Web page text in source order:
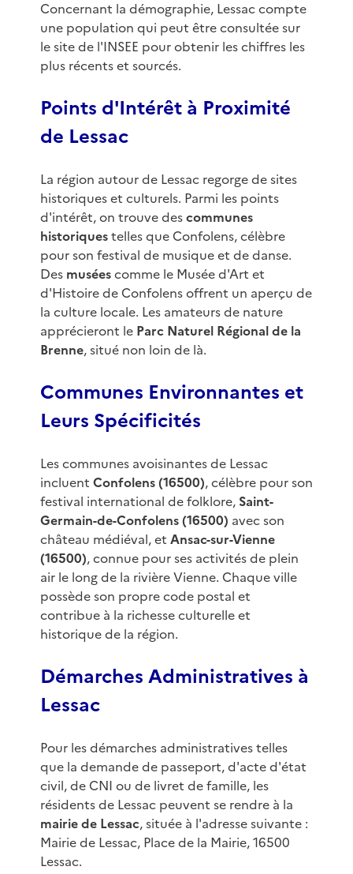
Concernant la démographie, Lessac compte
une population qui peut être consultée sur
le site de l'INSEE pour obtenir les chiffres les
plus récents et sourcés.
Points d'Intérêt à Proximité
de Lessac
La région autour de Lessac regorge de sites
historiques et culturels. Parmi les points
d'intérêt, on trouve descommunes
historiquestelles que Confolens, célèbre
pour son festival de musique et de danse.
Des muséescomme le Musée d'Art et
d'Histoire de Confolens offrent un aperçu de
la culture locale. Les amateurs de nature
apprécieront le Parc Naturel Régional de la
Brenne, situé non loin de là.
Communes Environnantes et
Leurs Spécificités
Les communes avoisinantes de Lessac
incluent Confolens (16500), célèbre pour son
festival international de folklore, Saint-
Germain-de-Confolens (16500) avec son
château médiéval, et Ansac-sur-Vienne
(16500), connue pour ses activités de plein
air le long de la rivière Vienne. Chaque ville
possède son propre code postal et
contribue à la richesse culturelle et
historique de la région.
Démarches Administratives à
Lessac
Pour les démarches administratives telles
que la demande de passeport, d'acte d'état
civil, de CNI ou de livret de famille, les
résidents de Lessac peuvent se rendre à la
mairie de Lessac, située à l'adresse suivante :
Mairie de Lessac, Place de la Mairie, 16500
Lessac.